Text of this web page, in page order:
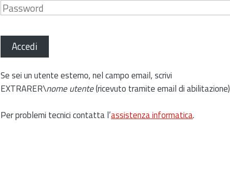
Accedi
Se sei un utente esterno, nel campo email, scrivi
EXTRARER\nome utente(ricevuto tramite email di abilitazione)
Per problemi tecnici contatta l’assistenza informatica.